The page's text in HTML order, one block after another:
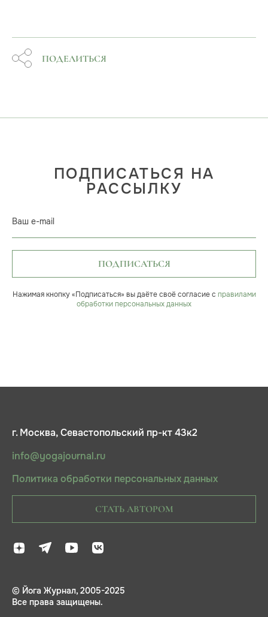
ПОДЕЛИТЬСЯ
ПОДПИСАТЬСЯ НА
РАССЫЛКУ
Ваш e-mail
ПОДПИСАТЬСЯ
Нажимая кнопку «Подписаться» вы даёте своё согласие с правилами
обработки персональных данных
г. Москва, Севастопольский пр-кт 43к2
info@yogajournal.ru
Политика обработки персональных данных
СТАТЬ АВТОРОМ
© Йога Журнал, 2005-2025
Все права защищены.